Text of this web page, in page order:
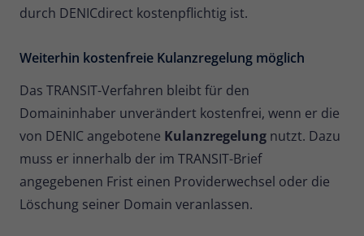
durch DENICdirect kostenpflichtig ist.
Weiterhin kostenfreie Kulanzregelung möglich
Das TRANSIT-Verfahren bleibt für den
Domaininhaber unverändert kostenfrei, wenn er die
von DENIC angebotene Kulanzregelung nutzt. Dazu
muss er innerhalb der im TRANSIT-Brief
angegebenen Frist einen Providerwechsel oder die
Löschung seiner Domain veranlassen.